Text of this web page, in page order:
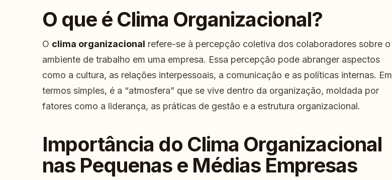
O que é Clima Organizacional?
O clima organizacional refere-se à percepção coletiva dos colaboradores sobre o
ambiente de trabalho em uma empresa. Essa percepção pode abranger aspectos
como a cultura, as relações interpessoais, a comunicação e as políticas internas. Em
termos simples, é a “atmosfera” que se vive dentro da organização, moldada por
fatores como a liderança, as práticas de gestão e a estrutura organizacional.
Importância do Clima Organizacional
nas Pequenas e Médias Empresas